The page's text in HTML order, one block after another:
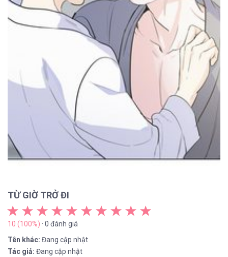
TỪ GIỜ TRỞ ĐI
10 (100%) · 0 đánh giá
Tên khác: Đang cập nhật
Tác giả: Đang cập nhật